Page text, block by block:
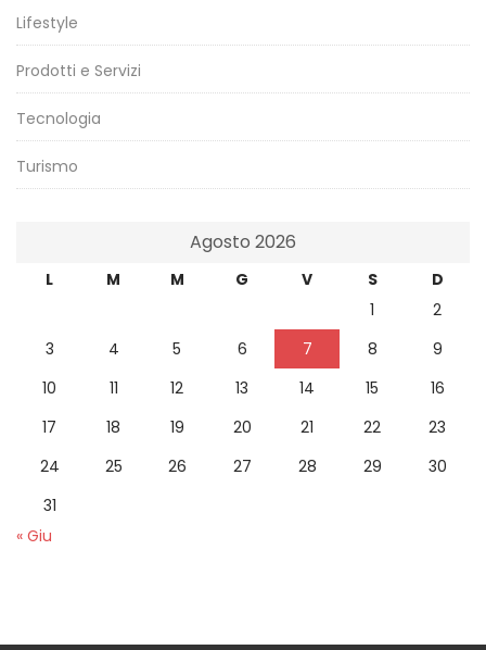
Lifestyle
Prodotti e Servizi
Tecnologia
Turismo
Agosto 2026
L M M G V S
D
1
2
3
4 5 6 7 8
9
10
11 12 13 14 15
16
17
18 19 20 21 22
23
24
25 26 27 28 29
30
31
« Giu